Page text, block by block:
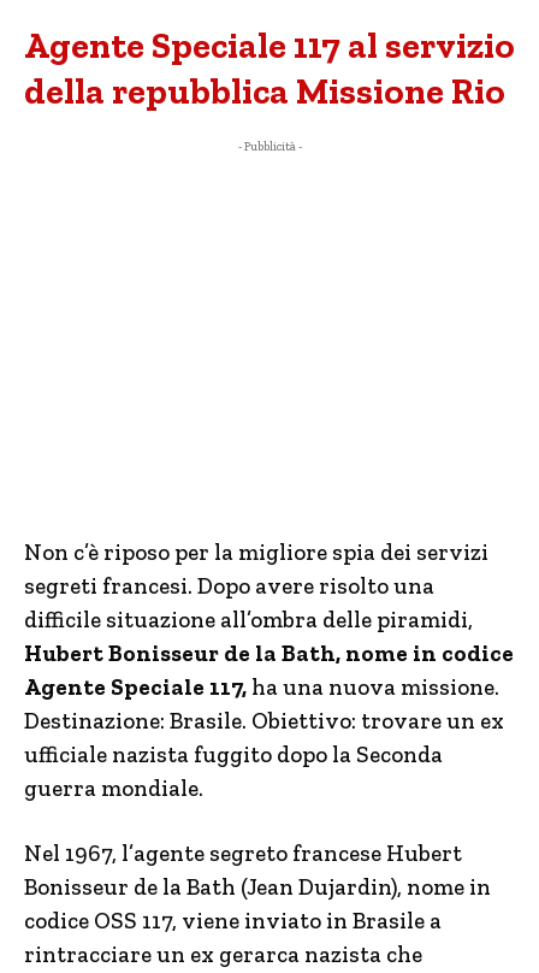
Agente Speciale 117 al servizio
della repubblica Missione Rio
- Pubblicità -
Non c’è riposo per la migliore spia dei servizi
segreti francesi. Dopo avere risolto una
difficile situazione all’ombra delle piramidi,
Hubert Bonisseur de la Bath, nome in codice
Agente Speciale 117, ha una nuova missione.
Destinazione: Brasile. Obiettivo: trovare un ex
ufficiale nazista fuggito dopo la Seconda
guerra mondiale.
Nel 1967, l’agente segreto francese Hubert
Bonisseur de la Bath (Jean Dujardin), nome in
codice OSS 117, viene inviato in Brasile a
rintracciare un ex gerarca nazista che